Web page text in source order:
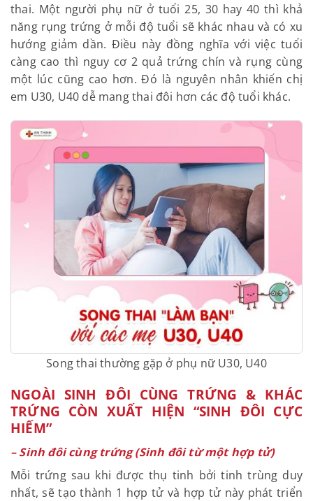
thai. Một người phụ nữ ở tuổi 25, 30 hay 40 thì khả
năng rụng trứng ở mỗi độ tuổi sẽ khác nhau và có xu
hướng giảm dần. Điều này đồng nghĩa với việc tuổi
càng cao thì nguy cơ 2 quả trứng chín và rụng cùng
một lúc cũng cao hơn. Đó là nguyên nhân khiến chị
em U30, U40 dễ mang thai đôi hơn các độ tuổi khác.
Song thai thường gặp ở phụ nữ U30, U40
NGOÀI SINH ĐÔI CÙNG TRỨNG & KHÁC
TRỨNG CÒN XUẤT HIỆN “SINH ĐÔI CỰC
HIẾM”
– Sinh đôi cùng trứng (Sinh đôi từ một hợp tử)
Mỗi trứng sau khi được thụ tinh bởi tinh trùng duy
nhất, sẽ tạo thành 1 hợp tử và hợp tử này phát triển